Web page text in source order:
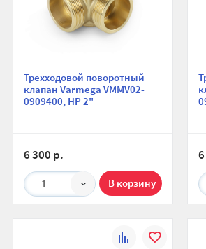
Трехходовой поворотный
клапан Varmega VMMV02-
0909400, НР 2"
6 300 р.
1